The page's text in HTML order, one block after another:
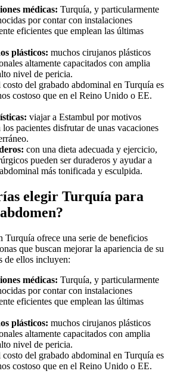
médicas: Turquía, y particularmente
por contar con instalaciones
eficientes que emplean las últimas
plásticos: muchos cirujanos plásticos
altamente capacitados con amplia
nivel de pericia.
costo del grabado abdominal en Turquía es
costoso que en el Reino Unido o EE.
viajar a Estambul por motivos
pacientes disfrutar de unas vacaciones
con una dieta adecuada y ejercicio,
pueden ser duraderos y ayudar a
más tonificada y esculpida.
elegir Turquía para
Turquía ofrece una serie de beneficios
que buscan mejorar la apariencia de su
de ellos incluyen:
médicas: Turquía, y particularmente
por contar con instalaciones
eficientes que emplean las últimas
plásticos: muchos cirujanos plásticos
altamente capacitados con amplia
nivel de pericia.
costo del grabado abdominal en Turquía es
costoso que en el Reino Unido o EE.